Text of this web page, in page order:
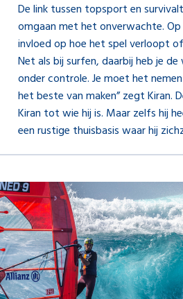
De link tussen topsport en
omgaan met het onverwachte.
invloed op hoe het spel verloopt
Net als bij surfen, daarbij heb je
onder controle. Je moet het
het beste van maken” zegt Kiran.
Kiran tot wie hij is. Maar zelfs hij
een rustige thuisbasis waar hij